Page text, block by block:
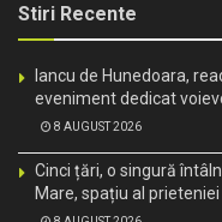
Stiri Recente
Iancu de Hunedoara,
eveniment dedicat
8 AUGUST 2026
Cinci țări, o singură
Mare, spațiu al